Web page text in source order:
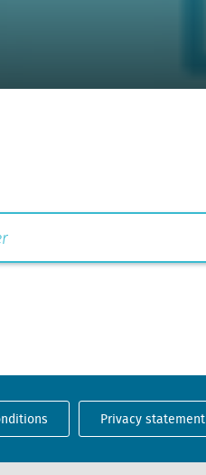
Privacy statement